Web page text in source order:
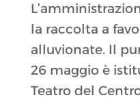
la raccolta a
alluvionate. Il
26 maggio è
Teatro del